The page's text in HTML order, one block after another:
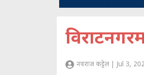
नवराज कट्टेल | Jul 3,